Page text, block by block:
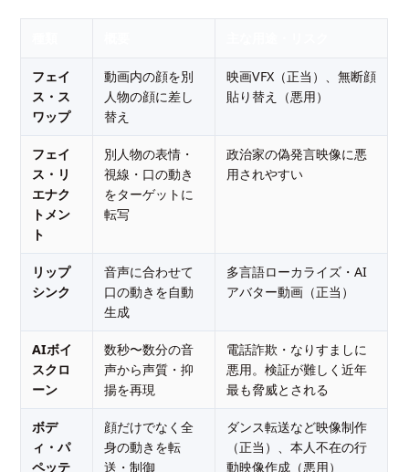
フェイ
ス・ス
ワップ
動画内の顔を別
人物の顔に差し
替え
映画VFX（正当）、無断顔
貼り替え（悪用）
フェイ
ス・リ
エナク
トメン
ト
別人物の表情・
視線・口の動き
をターゲットに
転写
政治家の偽発言映像に悪
用されやすい
リップ
シンク
音声に合わせて
口の動きを自動
生成
多言語ローカライズ・AI
アバター動画（正当）
AIボイ
スクロ
ーン
数秒〜数分の音
声から声質・抑
揚を再現
電話詐欺・なりすましに
悪用。検証が難しく近年
最も脅威とされる
ボデ
ィ・パ
ペッテ
顔だけでなく全
身の動きを転
送・制御
ダンス転送など映像制作
（正当）、本人不在の行
動映像作成（悪用）